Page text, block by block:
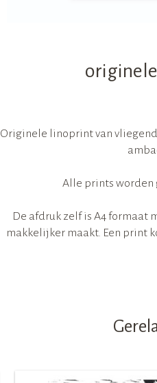
Originele linoprint van
Alle prints worden
De afdruk zelf is A4 formaat
makkelijker maakt. Een print